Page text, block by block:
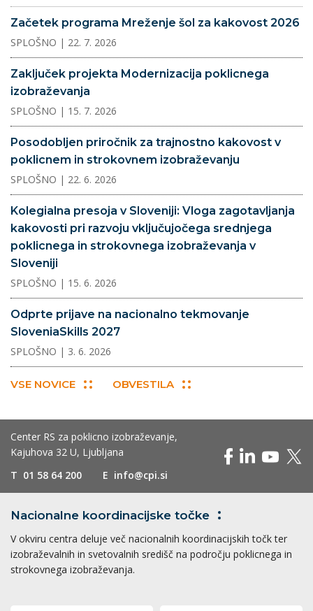
Začetek programa Mreženje šol za kakovost 2026
SPLOŠNO | 22. 7. 2026
Zaključek projekta Modernizacija poklicnega
izobraževanja
SPLOŠNO | 15. 7. 2026
Posodobljen priročnik za trajnostno kakovost v
poklicnem in strokovnem izobraževanju
SPLOŠNO | 22. 6. 2026
Kolegialna presoja v Sloveniji: Vloga zagotavljanja
kakovosti pri razvoju vključujočega srednjega
poklicnega in strokovnega izobraževanja v
Sloveniji
SPLOŠNO | 15. 6. 2026
Odprte prijave na nacionalno tekmovanje
SloveniaSkills 2027
SPLOŠNO | 3. 6. 2026
VSE NOVICE OBVESTILA
Center RS za poklicno izobraževanje,
Kajuhova 32 U, Ljubljana
T 01 58 64 200 E info@cpi.si
Nacionalne koordinacijske točke
V okviru centra deluje več nacionalnih koordinacijskih točk ter
izobraževalnih in svetovalnih središč na področju poklicnega in
strokovnega izobraževanja.